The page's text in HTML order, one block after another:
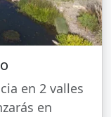
en 2 valles
en